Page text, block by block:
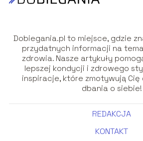
Dobiegania.pl to miejsce, gdzie
przydatnych informacji na
zdrowia. Nasze artykuły
lepszej kondycji i zdrowego
inspiracje, które zmotywują
dbania o siebie!
REDAKCJA
KONTAKT